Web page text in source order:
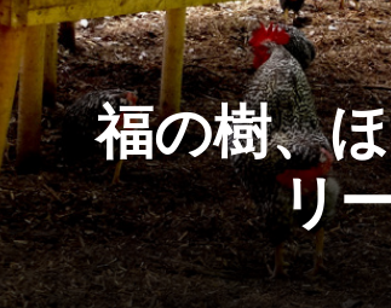
福の樹、
リ